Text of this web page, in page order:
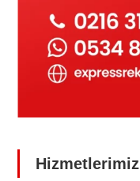
Hizmetlerimiz